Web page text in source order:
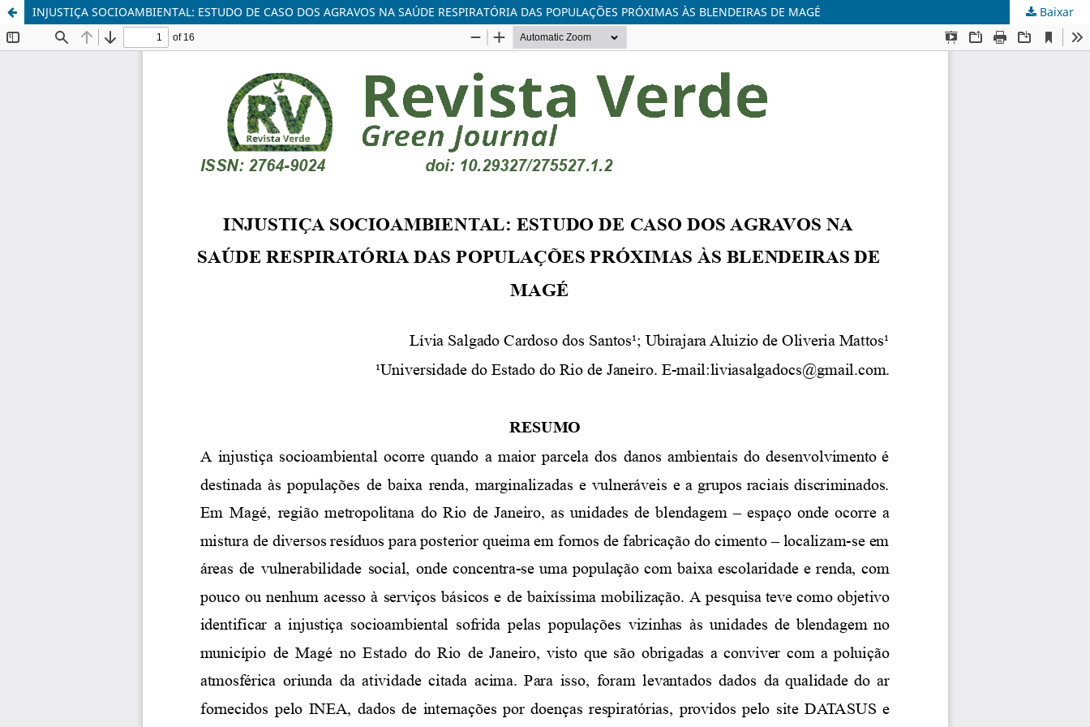
INJUSTIÇA SOCIOAMBIENTAL: ESTUDO DE CASO DOS AGRAVOS NA SAÚDE RESPIRATÓRIA DAS POPULAÇÕES PRÓXIMAS ÀS BLENDEIRAS DE MAGÉ Baixar